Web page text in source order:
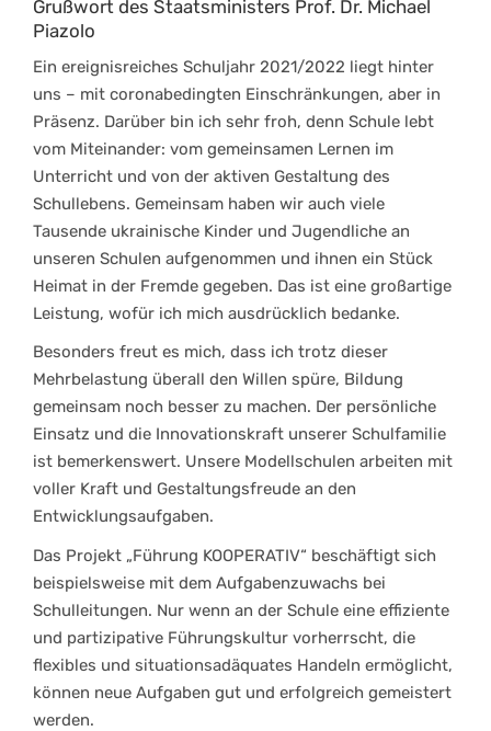
Grußwort des Staatsministers Prof. Dr. Michael
Piazolo
Ein ereignisreiches Schuljahr 2021/2022 liegt hinter
uns – mit coronabedingten Einschränkungen, aber in
Präsenz. Darüber bin ich sehr froh, denn Schule lebt
vom Miteinander: vom gemeinsamen Lernen im
Unterricht und von der aktiven Gestaltung des
Schullebens. Gemeinsam haben wir auch viele
Tausende ukrainische Kinder und Jugendliche an
unseren Schulen aufgenommen und ihnen ein Stück
Heimat in der Fremde gegeben. Das ist eine großartige
Leistung, wofür ich mich ausdrücklich bedanke.
Besonders freut es mich, dass ich trotz dieser
Mehrbelastung überall den Willen spüre, Bildung
gemeinsam noch besser zu machen. Der persönliche
Einsatz und die Innovationskraft unserer Schulfamilie
ist bemerkenswert. Unsere Modellschulen arbeiten mit
voller Kraft und Gestaltungsfreude an den
Entwicklungsaufgaben.
Das Projekt „Führung KOOPERATIV“ beschäftigt sich
beispielsweise mit dem Aufgabenzuwachs bei
Schulleitungen. Nur wenn an der Schule eine effiziente
und partizipative Führungskultur vorherrscht, die
flexibles und situationsadäquates Handeln ermöglicht,
können neue Aufgaben gut und erfolgreich gemeistert
werden.